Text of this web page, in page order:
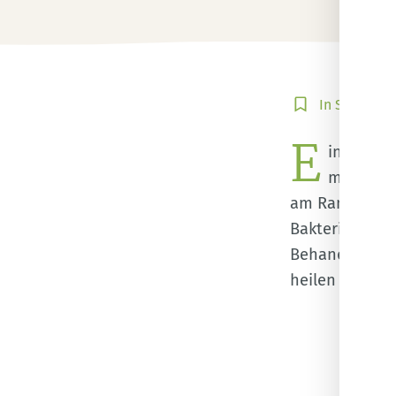
In
speichern
In
E ine
mitunter
am Rand des
Bakterien
Behandlung
heilen